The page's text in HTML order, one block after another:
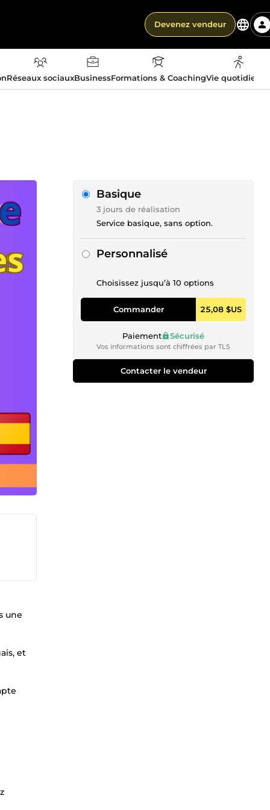
Devenez vendeur
Réseaux sociauxBusinessFormations & CoachingVie
une
et
Basique
3 jours de réalisation
Service basique, sans option.
Personnalisé
Choisissez jusqu’à 10 options
Commander 25,08 $US
Paiement Sécurisé
Vos informations sont chiffrées par TLS
Contacter le vendeur